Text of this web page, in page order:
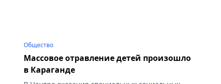
Общество
Массовое отравление детей произошло
в Караганде